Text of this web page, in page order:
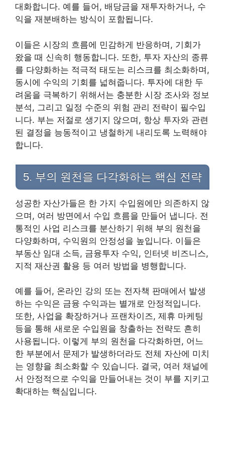
대화합니다. 예를 들어, 배당금을 재투자하거나, 수
익을 재분배하는 방식이 포함됩니다.
이들은 시장의 흐름에 민감하게 반응하며, 기회가
왔을 때 신속히 행동합니다. 또한, 투자 자산의 종류
를 다양화하는 적극적 태도는 리스크를 최소화하며,
동시에 수익의 기회를 넓혀줍니다. 투자에 대한 두
려움을 극복하기 위해서는 충분한 시장 조사와 정보
분석, 그리고 일정 수준의 위험 관리 전략이 필수입
니다. 부는 저절로 생기지 않으며, 항상 투자와 관련
된 결정을 능동적이고 냉철하게 내리도록 노력해야
합니다.
5. 부의 원천을 다각화하는 핵심 전략
성공한 자산가들은 한 가지 수입원에만 의존하지 않
으며, 여러 방면에서 수입 흐름을 만들어 냅니다. 전
통적인 사업 리스크를 분산하기 위해 부의 원천을
다양화하며, 수익원의 안정성을 높입니다. 이들은
부동산 임대 소득, 금융투자 수익, 인터넷 비즈니스,
지적 재산권 활용 등 여러 방법을 병행합니다.
예를 들어, 온라인 강의 또는 전자책 판매에서 발생
하는 수익은 금융 수익과는 별개로 안정적입니다.
또한, 사업을 확장하거나 프랜차이즈, 제휴 마케팅
등을 통해 새로운 수입원을 창출하는 전략도 흔히
사용됩니다. 이렇게 부의 원천을 다각화하면, 어느
한 부분에서 문제가 발생하더라도 전체 자산에 미치
는 영향을 최소화할 수 있습니다. 결국, 여러 채널에
서 안정적으로 수익을 만들어내는 것이 부를 지키고
확대하는 핵심입니다.